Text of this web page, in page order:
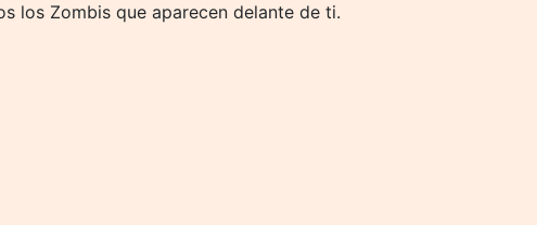
los Zombis que aparecen delante de ti.